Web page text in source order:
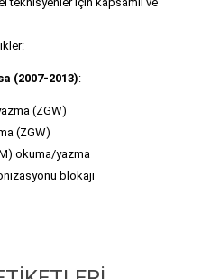
(2007-2013):
(ZGW)
(ZGW)
okuma/yazma
blokajı